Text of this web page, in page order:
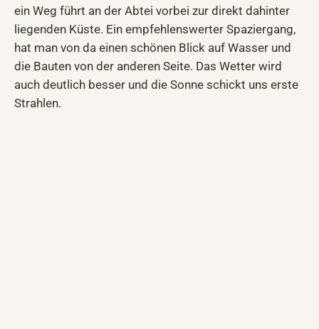
ein Weg führt an der Abtei vorbei zur direkt dahinter
liegenden Küste. Ein empfehlenswerter Spaziergang,
hat man von da einen schönen Blick auf Wasser und
die Bauten von der anderen Seite. Das Wetter wird
auch deutlich besser und die Sonne schickt uns erste
Strahlen.